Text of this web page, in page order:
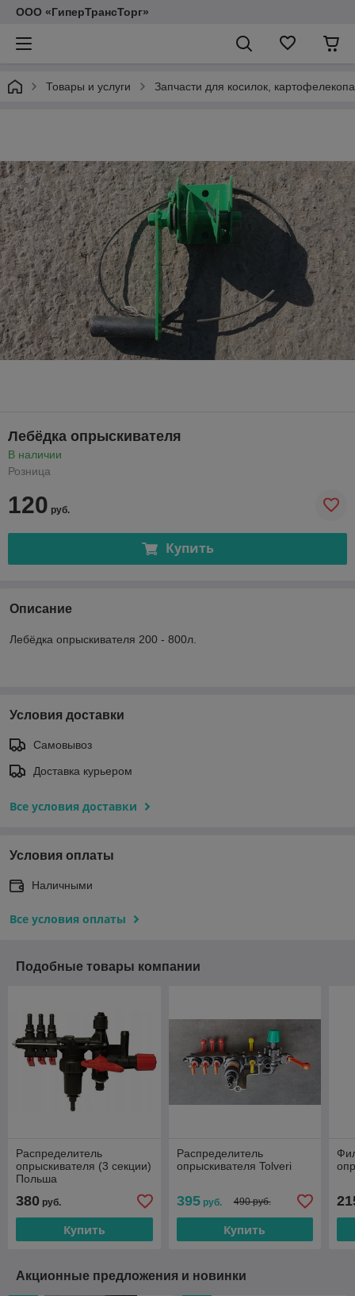
ООО «ГиперТрансТорг»
Товары и услуги Запчасти для косилок,
Лебёдка опрыскивателя
В наличии
Розница
120 руб.
Купить
Описание
Лебёдка опрыскивателя 200 - 800л.
Условия доставки
Самовывоз
Доставка курьером
Все условия доставки
Условия оплаты
Наличными
Все условия оплаты
Подобные товары компании
Распределитель
опрыскивателя (3 секции)
Польша
380 руб.
Купить
Распределитель
опрыскивателя Tolveri
395руб. 490 руб.
Купить
Акционные предложения и новинки